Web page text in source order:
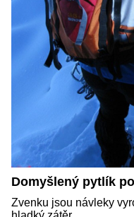
Domyšlený pytlík
Zvenku jsou návleky